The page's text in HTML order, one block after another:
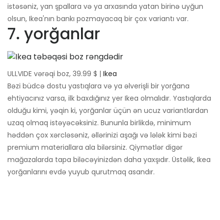
istəsəniz, yan şpallara və ya arxasında yatan birinə uyğun
olsun, Ikea'nın bankı pozmayacaq bir çox variantı var.
7. yorğanlar
ULLVIDE vərəqi boz, 39.99 $ | Ikea
Bəzi büdcə dostu yastıqlara və ya əlverişli bir yorğana
ehtiyacınız varsa, ilk baxdığınız yer Ikea olmalıdır. Yastıqlarda
olduğu kimi, yəqin ki, yorğanlar üçün ən ucuz variantlardan
uzaq olmaq istəyəcəksiniz. Bununla birlikdə, minimum
həddən çox xərcləsəniz, əllərinizi aşağı və lələk kimi bəzi
premium materiallara ala bilərsiniz. Qiymətlər digər
mağazalarda tapa biləcəyinizdən daha yaxşıdır. Üstəlik, Ikea
yorğanlarını evdə yuyub qurutmaq asandır.